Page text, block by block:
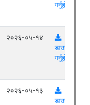
गर्नुहोस्
२०२६-०५-१४
डाउनलोड
गर्नुहोस्
२०२६-०५-१३
डाउनलोड